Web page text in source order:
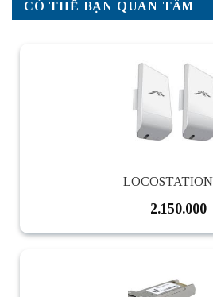
CÓ THỂ BẠN QUAN TÂM
2.150.000